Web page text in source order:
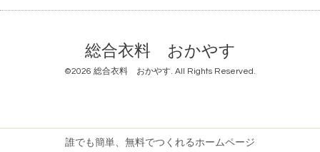
総合衣料 おかやす
©2026 総合衣料 おかやす. All Rights Reserved.
誰でも簡単、無料でつくれるホームページ